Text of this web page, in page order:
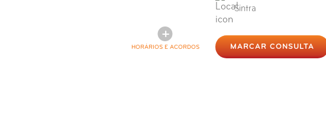
HORÁRIOS E ACORDOS
Sintra
MARCAR CONSULTA